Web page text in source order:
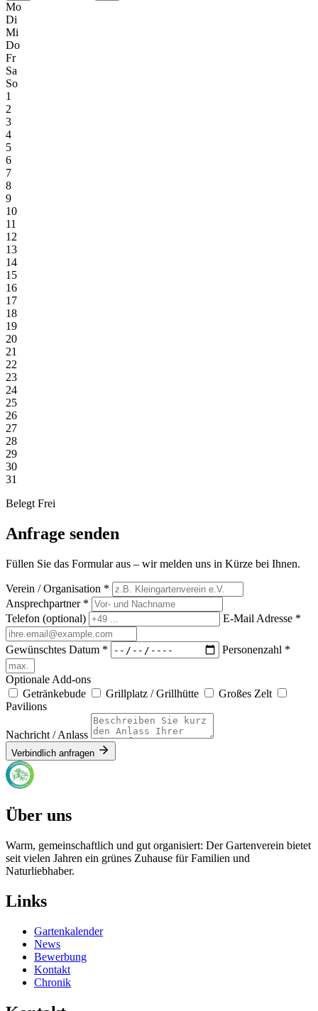
Mo
Di
Mi
Do
Fr
Sa
So
1
2
3
4
5
6
7
8
9
10
11
12
13
14
15
16
17
18
19
20
21
22
23
24
25
26
27
28
29
30
31
Belegt Frei
Anfrage senden
Füllen Sie das Formular aus – wir melden uns in Kürze bei Ihnen.
Verein / Organisation *
Ansprechpartner *
Telefon (optional) E-Mail Adresse *
Gewünschtes Datum * Personenzahl *
Optionale Add-ons
Getränkebude
Grillplatz / Grillhütte
Großes Zelt
Pavilions
Nachricht / Anlass
Verbindlich anfragen
Über uns
Warm, gemeinschaftlich und gut organisiert: Der Gartenverein bietet
seit vielen Jahren ein grünes Zuhause für Familien und
Naturliebhaber.
Links
Gartenkalender
News
Bewerbung
Kontakt
Chronik